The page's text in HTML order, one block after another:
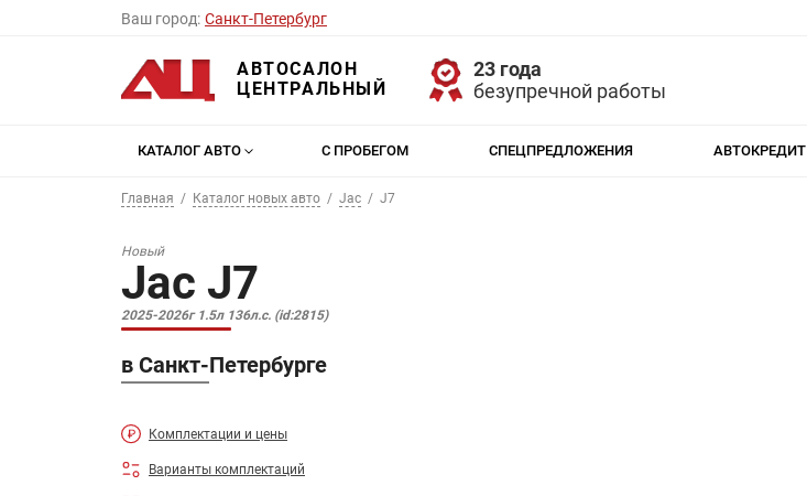
Ваш город: Санкт-Петербург
АВТОСАЛОН
ЦЕНТРАЛЬНЫЙ
23 года
безупречной работы
КАТАЛОГ АВТО С ПРОБЕГОМ СПЕЦПРЕДЛОЖЕНИЯ АВТОКРЕДИТ
Главная Каталог новых авто Jac J7
Новый
Jac J7
2025-2026г 1.5л 136л.с. (id:2815)
в Санкт-Петербурге
Комплектации и цены
Варианты комплектаций